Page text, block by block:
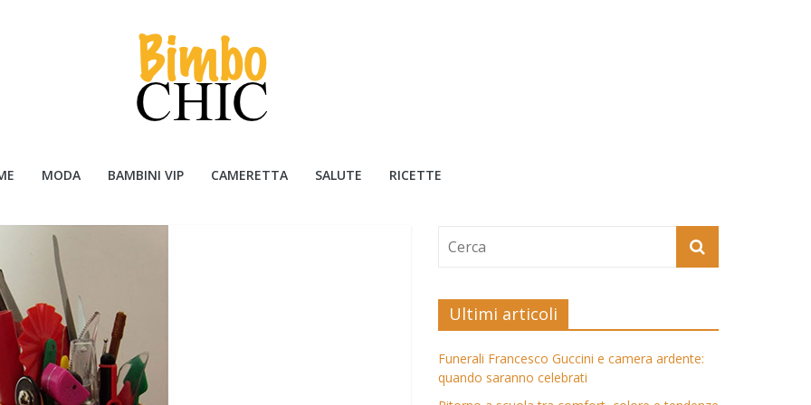
MODA BAMBINI VIP CAMERETTA SALUTE RICETTE
Ultimi articoli
Funerali Francesco Guccini e camera ardente:
quando saranno celebrati